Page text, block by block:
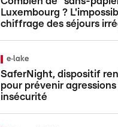
Luxembourg ?
chiffrage des séjours
e‑lake
SaferNight, dispositif
pour prévenir
insécurité